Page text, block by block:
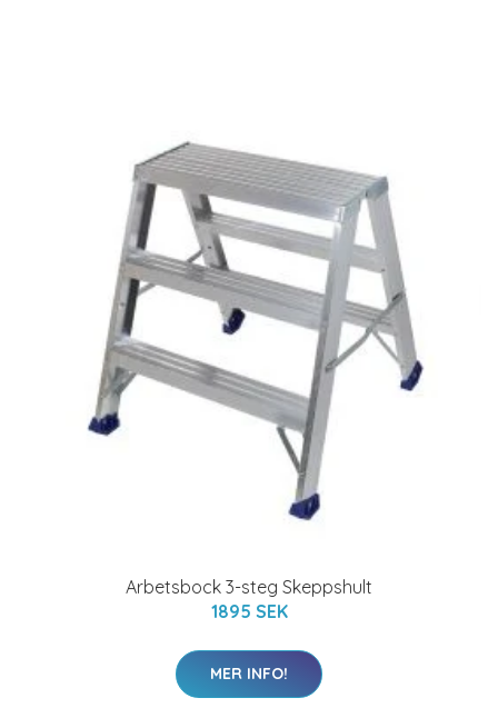
Arbetsbock 3-steg Skeppshult
1895 SEK
MER INFO!